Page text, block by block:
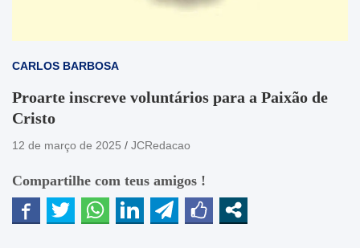
CARLOS BARBOSA
Proarte inscreve voluntários para a Paixão de
Cristo
12 de março de 2025 JCRedacao
Compartilhe com teus amigos !